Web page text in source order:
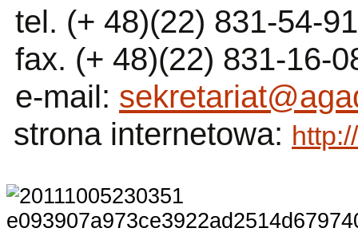
tel. (+ 48)(22) 831-54-
fax. (+ 48)(22) 831-16-
e-mail:
strona internetowa: